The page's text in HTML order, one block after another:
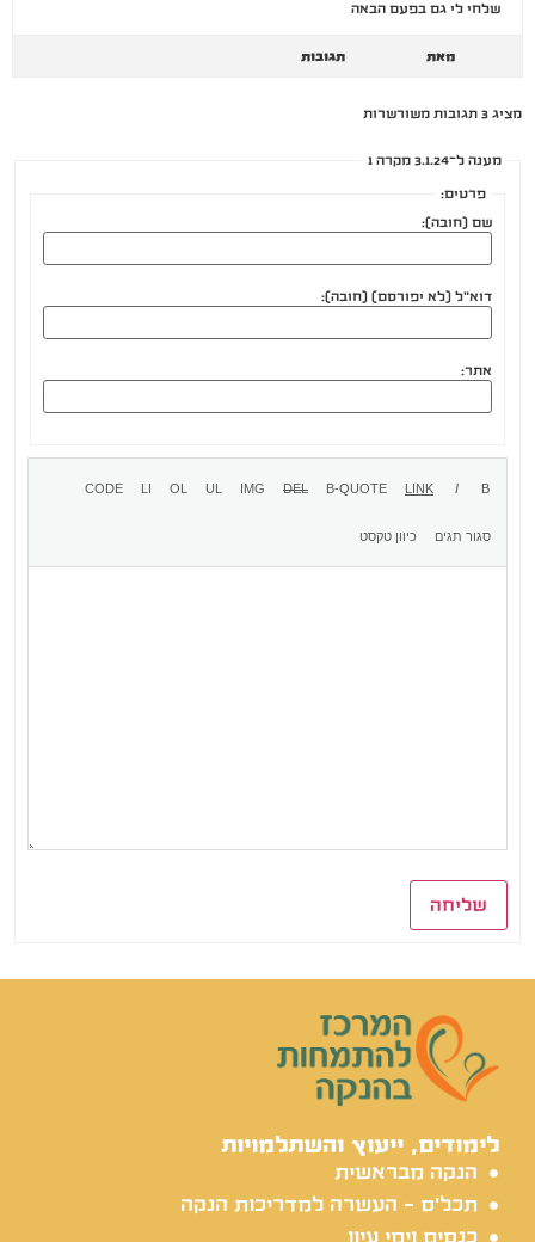
שלחי לי גם בפעם הבאה
מאת תגובות
מציג 3 תגובות משורשרות
מענה ל־3.1.24 מקרה 1
פרטים:
שם (חובה):
דוא"ל (לא יפורסם) (חובה):
אתר:
שליחה
לימודים, ייעוץ והשתלמויות
הנקה מבראשית
תכל'ס - העשרה למדריכות הנקה
כנסים וימי עיון